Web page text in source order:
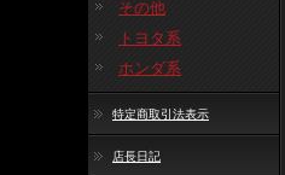
その他
トヨタ系
ホンダ系
特定商取引法表示
店長日記